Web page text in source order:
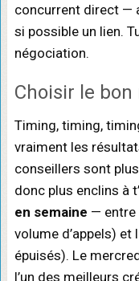
concurrent direct —
si possible un lien.
négociation.
Choisir le
Timing, timing,
vraiment les
conseillers sont
donc plus enclins à
en semaine — entre
volume d’appels)
épuisés). Le
l’un des meilleurs